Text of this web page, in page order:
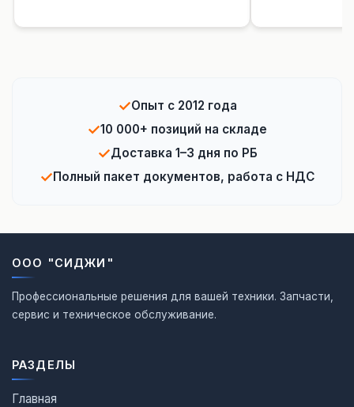
✓Опыт с 2012 года
✓10 000+ позиций на складе
✓Доставка 1–3 дня по РБ
✓Полный пакет документов, работа с НДС
ООО "СИДЖИ"
Профессиональные решения для вашей техники. Запчасти,
сервис и техническое обслуживание.
РАЗДЕЛЫ
Главная